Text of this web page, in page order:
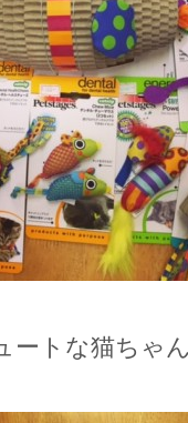
ートな猫ちゃ